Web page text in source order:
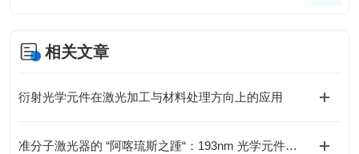
相关文章
衍射光学元件在激光加工与材料处理方向上的应用
准分子激光器的 “阿喀琉斯之踵“：193nm 光学元件损伤瓶颈如何破解？